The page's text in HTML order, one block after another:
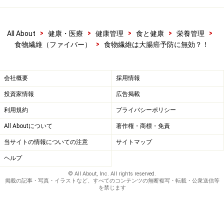
All About > 健康・医療 > 健康管理 > 食と健康 > 栄養管理
>
食物繊維（ファイバー）
> 食物繊維は大腸癌予防に無効？！
会社概要 採用情報
投資家情報 広告掲載
利用規約 プライバシーポリシー
All Aboutについて 著作権・商標・免責
当サイトの情報についての注意 サイトマップ
ヘルプ
© All About, Inc. All rights reserved.
掲載の記事・写真・イラストなど、すべてのコンテンツの無断複写・転載・公衆送信等
を禁じます